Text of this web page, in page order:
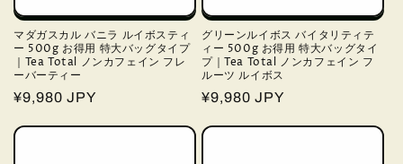
マダガスカル バニラ ルイボスティ
ー 500g お得用 特大バッグタイプ
｜Tea Total ノンカフェイン フレ
ーバーティー
通
価
¥9,980 JPY
グリーンルイボス バイタリティテ
ィー 500g お得用 特大バッグタイ
プ｜Tea Total ノンカフェイン フ
ルーツ ルイボス
通
価
¥9,980 JPY